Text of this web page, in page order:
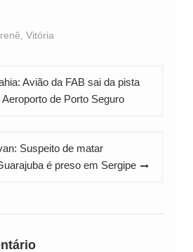
renê Vitória
Avião da FAB sai da pista
de Porto Seguro
Suspeito de matar
é preso em Sergipe